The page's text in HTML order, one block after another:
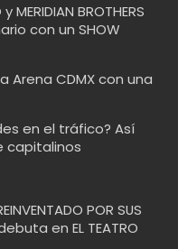
MERIDIAN BROTHERS
con un SHOW
Arena CDMX con una
en el tráfico? Así
capitalinos
POR SUS
en EL TEATRO